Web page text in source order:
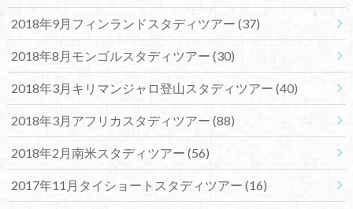
2018年9月フィンランドスタディツアー (37)
2018年8月モンゴルスタディツアー (30)
2018年3月キリマンジャロ登山スタディツアー (40)
2018年3月アフリカスタディツアー (88)
2018年2月南米スタディツアー (56)
2017年11月タイショートスタディツアー (16)